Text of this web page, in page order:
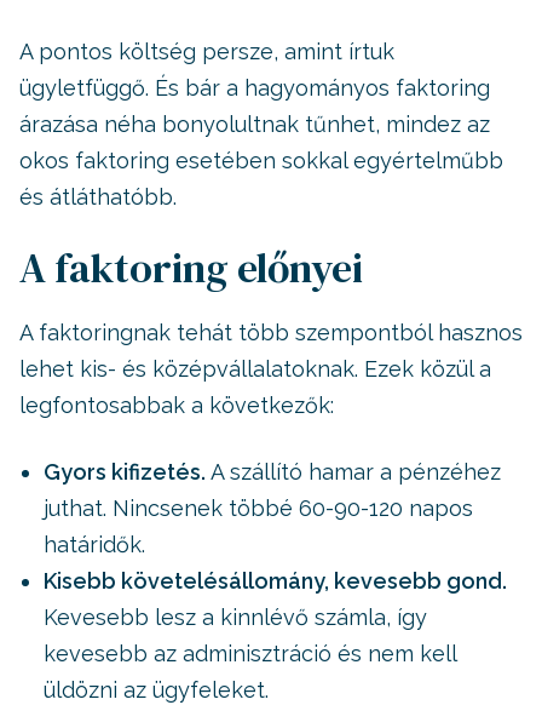
A pontos költség persze, amint írtuk
ügyletfüggő. És bár a hagyományos faktoring
árazása néha bonyolultnak tűnhet, mindez az
okos faktoring esetében sokkal egyértelműbb
és átláthatóbb.
A faktoring előnyei
A faktoringnak tehát több szempontból hasznos
lehet kis- és középvállalatoknak. Ezek közül a
legfontosabbak a következők:
Gyors kifizetés. A szállító hamar a pénzéhez
juthat. Nincsenek többé 60-90-120 napos
határidők.
Kisebb követelésállomány, kevesebb gond.
Kevesebb lesz a kinnlévő számla, így
kevesebb az adminisztráció és nem kell
üldözni az ügyfeleket.